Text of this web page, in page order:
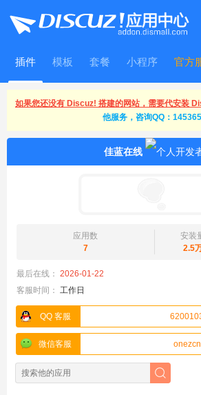
插件 模板 套餐 小程序 官方
WitFrame
如果您还没有 Discuz! 搭建的网站，需要代安装
他服务，咨询QQ：
佳蓝在线
应用数
7
安装
2.5
最后在线： 2026-01-22
客服时间： 工作日
QQ 客服
微信客服 onezcn